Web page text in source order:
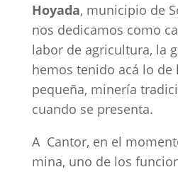
Hoyada, municipio de
nos dedicamos como
labor de agricultura, la
hemos tenido acá lo de
pequeña, minería
cuando se presenta.
A Cantor, en el
mina, uno de los